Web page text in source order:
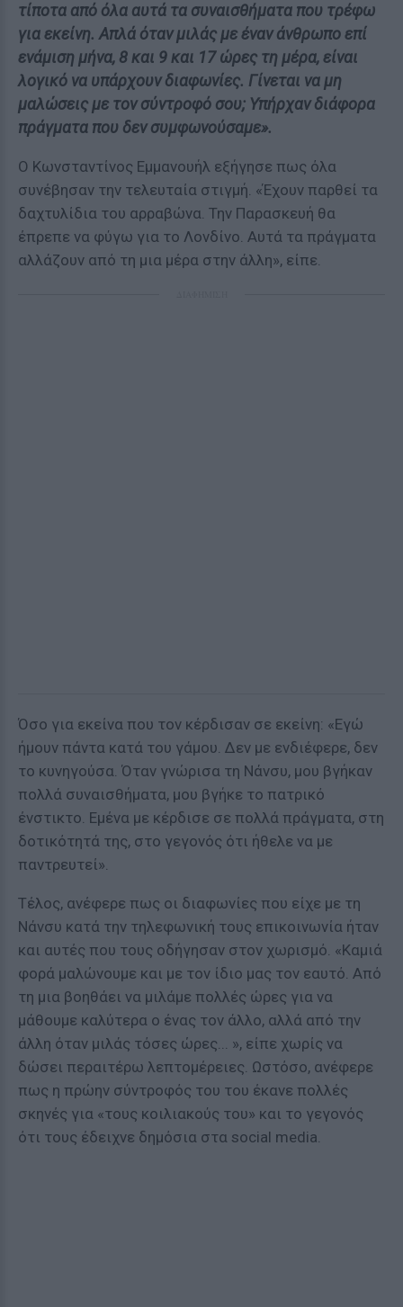
τίποτα από όλα αυτά τα συναισθήματα που τρέφω
για εκείνη. Απλά όταν μιλάς με έναν άνθρωπο επί
ενάμιση μήνα, 8 και 9 και 17 ώρες τη μέρα, είναι
λογικό να υπάρχουν διαφωνίες. Γίνεται να μη
μαλώσεις με τον σύντροφό σου; Υπήρχαν διάφορα
πράγματα που δεν συμφωνούσαμε».
Ο Κωνσταντίνος Εμμανουήλ εξήγησε πως όλα
συνέβησαν την τελευταία στιγμή. «Έχουν παρθεί τα
δαχτυλίδια του αρραβώνα. Την Παρασκευή θα
έπρεπε να φύγω για το Λονδίνο. Αυτά τα πράγματα
αλλάζουν από τη μια μέρα στην άλλη», είπε.
Όσο για εκείνα που τον κέρδισαν σε εκείνη: «Εγώ
ήμουν πάντα κατά του γάμου. Δεν με ενδιέφερε, δεν
το κυνηγούσα. Όταν γνώρισα τη Νάνσυ, μου βγήκαν
πολλά συναισθήματα, μου βγήκε το πατρικό
ένστικτο. Εμένα με κέρδισε σε πολλά πράγματα, στη
δοτικότητά της, στο γεγονός ότι ήθελε να με
παντρευτεί».
Τέλος, ανέφερε πως οι διαφωνίες που είχε με τη
Νάνσυ κατά την τηλεφωνική τους επικοινωνία ήταν
και αυτές που τους οδήγησαν στον χωρισμό. «Καμιά
φορά μαλώνουμε και με τον ίδιο μας τον εαυτό. Από
τη μια βοηθάει να μιλάμε πολλές ώρες για να
μάθουμε καλύτερα ο ένας τον άλλο, αλλά από την
άλλη όταν μιλάς τόσες ώρες... », είπε χωρίς να
δώσει περαιτέρω λεπτομέρειες. Ωστόσο, ανέφερε
πως η πρώην σύντροφός του του έκανε πολλές
σκηνές για «τους κοιλιακούς του» και το γεγονός
ότι τους έδειχνε δημόσια στα social media.